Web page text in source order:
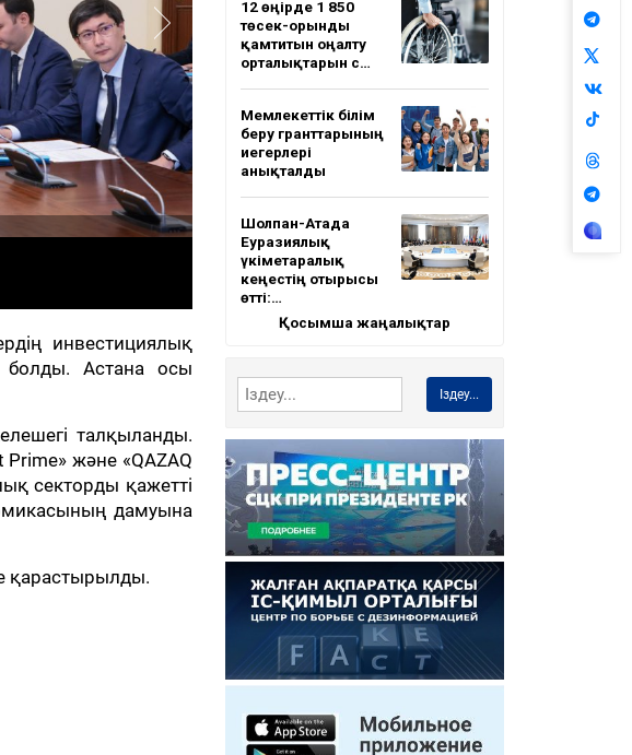
инвестициялық
болды. Астана осы
талқыланды.
және «QAZAQ
секторды қажетті
дамуына
қарастырылды.
12 өңірде 1 850
төсек-орынды
қамтитын оңалту
орталықтарын с…
Мемлекеттік білім
беру гранттарының
иегерлері
анықталды
Шолпан-Атада
Еуразиялық
үкіметаралық
кеңестің отырысы
өтті:…
Қосымша жаңалықтар
Іздеу...